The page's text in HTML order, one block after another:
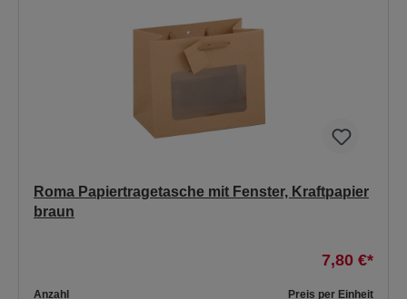
Roma Papiertragetasche mit Fenster, Kraftpapier
braun
7,80 €*
Anzahl Preis per Einheit